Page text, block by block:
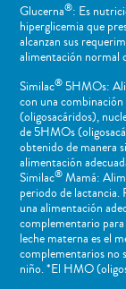
Glucerna®: Es
hiperglicemia que
alcanzan sus
alimentación
Similac®5HMOs:
con una
(oligosacáridos),
de 5HMOs
obtenido de manera
alimentación
Similac®Mamá:
periodo de
una alimentación
complementario
leche materna es el
complementarios no
niño. *El HMO